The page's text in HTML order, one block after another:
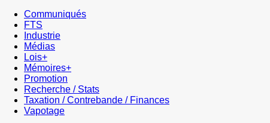
Communiqués
FTS
Industrie
Médias
Lois+
Mémoires+
Promotion
Recherche / Stats
Taxation / Contrebande / Finances
Vapotage